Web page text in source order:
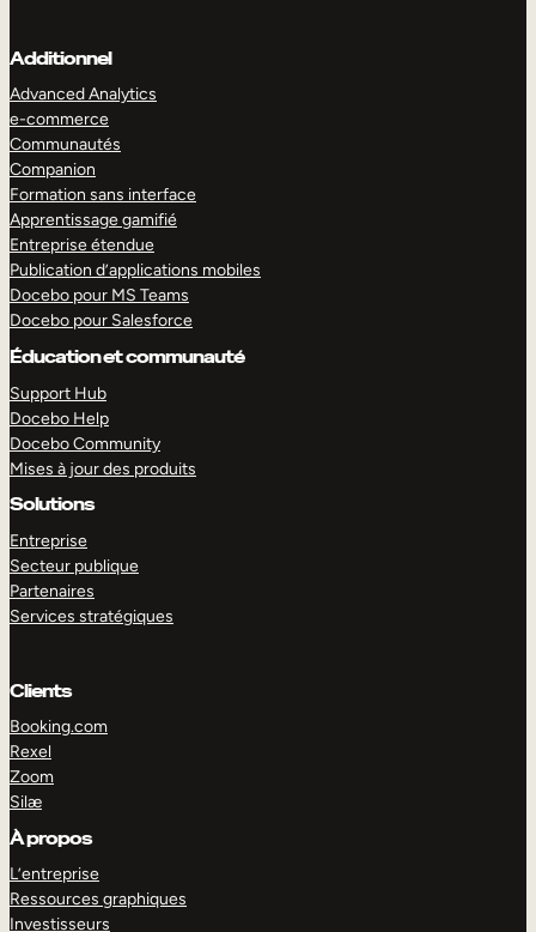
Additionnel
Advanced Analytics
e-commerce
Communautés
Companion
Formation sans interface
Apprentissage gamifié
Entreprise étendue
Publication d’applications mobiles
Docebo pour MS Teams
Docebo pour Salesforce
Éducation et communauté
Support Hub
Docebo Help
Docebo Community
Mises à jour des produits
Solutions
Entreprise
Secteur publique
Partenaires
Services stratégiques
Clients
Booking.com
Rexel
Zoom
Silæ
À propos
L’entreprise
Ressources graphiques
Investisseurs